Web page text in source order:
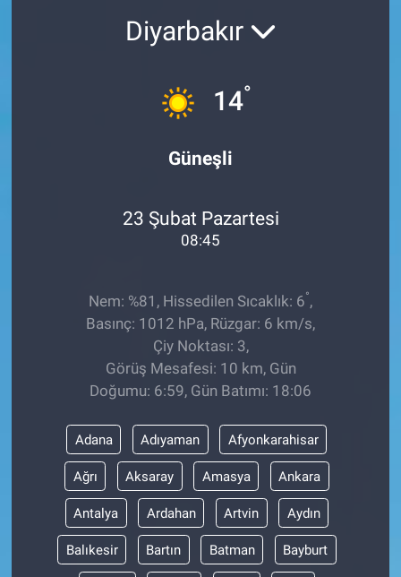
Diyarbakır
14°
Güneşli
23 Şubat Pazartesi
08:45
Nem: %81, Hissedilen Sıcaklık: 6°,
Basınç: 1012 hPa, Rüzgar: 6 km/s,
Çiy Noktası: 3,
Görüş Mesafesi: 10 km, Gün
Doğumu: 6:59, Gün Batımı: 18:06
Adana Adıyaman Afyonkarahisar
Ağrı Aksaray Amasya Ankara
Antalya Ardahan Artvin Aydın
Balıkesir Bartın Batman Bayburt
Video Galeri